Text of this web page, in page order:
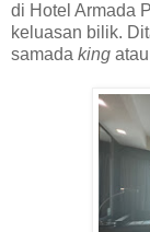
di Hotel Armada
keluasan bilik.
samada king atau